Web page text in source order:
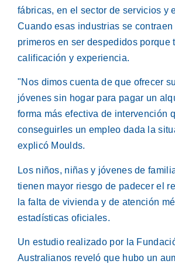
fábricas, en el sector de servicios y
Cuando esas industrias se contraen
primeros en ser despedidos porque
calificación y experiencia.
"Nos dimos cuenta de que ofrecer
jóvenes sin hogar para pagar un
forma más efectiva de intervención
conseguirles un empleo dada la
explicó Moulds.
Los niños, niñas y jóvenes de
tienen mayor riesgo de padecer el
la falta de vivienda y de atención
estadísticas oficiales.
Un estudio realizado por la
Australianos reveló que hubo un